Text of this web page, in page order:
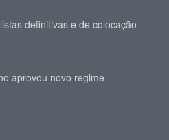
definitivas e de colocação
aprovou novo regime